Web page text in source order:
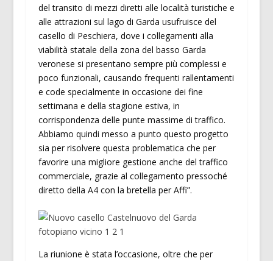
del transito di mezzi diretti alle località turistiche e
alle attrazioni sul lago di Garda usufruisce del
casello di Peschiera, dove i collegamenti alla
viabilità statale della zona del basso Garda
veronese si presentano sempre più complessi e
poco funzionali, causando frequenti rallentamenti
e code specialmente in occasione dei fine
settimana e della stagione estiva, in
corrispondenza delle punte massime di traffico.
Abbiamo quindi messo a punto questo progetto
sia per risolvere questa problematica che per
favorire una migliore gestione anche del traffico
commerciale, grazie al collegamento pressoché
diretto della A4 con la bretella per Affi”.
La riunione è stata l’occasione, oltre che per